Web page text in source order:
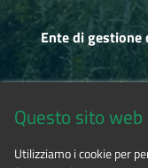
Ente di gestione
Via Fransuà
Questo sito
Utilizziamo i cookie per